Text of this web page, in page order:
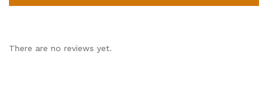
There are no reviews yet.